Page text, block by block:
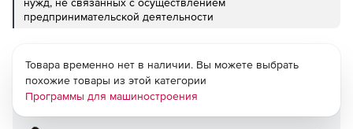
предпринимательской деятельности
Товара временно нет в наличии. Вы можете выбрать
похожие товары из этой категории
Программы для машиностроения